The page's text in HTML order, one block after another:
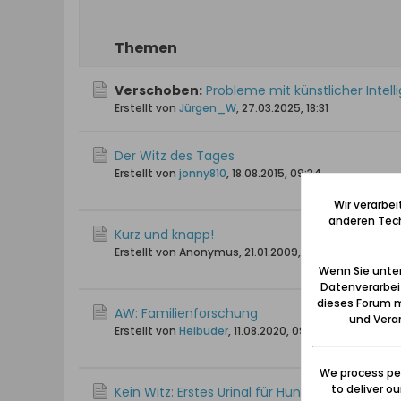
Themen
Verschoben: Probleme mit künstlicher
Erstellt von Jürgen_W, 27.03.2025, 18:31
Der Witz des Tages
Erstellt von jonny810, 18.08.2015, 09:34
Kurz und knapp!
Erstellt von Anonymus, 21.01.2009, 08:36
AW: Familienforschung
Erstellt von Heibuder, 11.08.2020, 09:40
Kein Witz: Erstes Urinal für Hunde in Danzig
Wir
anderen
Wenn Sie
dieses Forum
und
We process
to deliver